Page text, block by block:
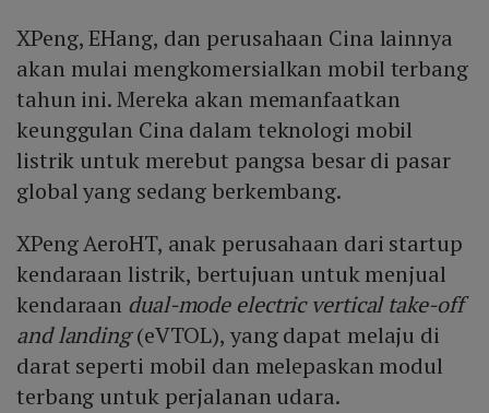
XPeng, EHang, dan perusahaan Cina lainnya
akan mulai mengkomersialkan mobil terbang
tahun ini. Mereka akan memanfaatkan
keunggulan Cina dalam teknologi mobil
listrik untuk merebut pangsa besar di pasar
global yang sedang berkembang.
XPeng AeroHT, anak perusahaan dari startup
kendaraan listrik, bertujuan untuk menjual
kendaraan dual-mode electric vertical take-off
and landing(eVTOL), yang dapat melaju di
darat seperti mobil dan melepaskan modul
terbang untuk perjalanan udara.